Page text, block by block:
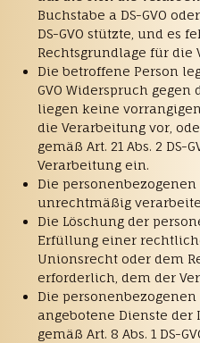
Buchstabe a DS-GVO
DS-GVO stützte, und es
Rechtsgrundlage für die
Die betroffene Person
GVO Widerspruch
liegen keine
die Verarbeitung vor,
gemäß Art. 21 Abs. 2 DS-
Verarbeitung ein.
Die personenbezogenen
unrechtmäßig
Die Löschung der
Erfüllung einer
Unionsrecht oder dem
erforderlich, dem der
Die
angebotene Dienste
gemäß Art. 8 Abs. 1 DS-